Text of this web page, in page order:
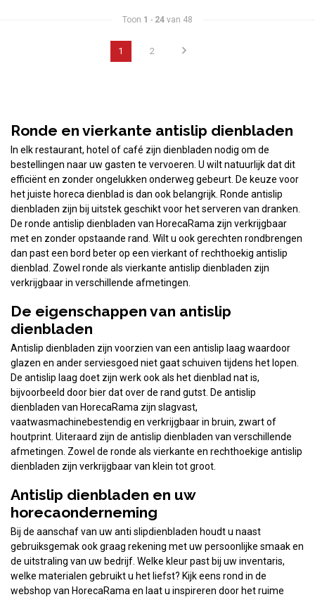
Toon 1 - 24 van 48
1 2
Ronde en vierkante antislip dienbladen
In elk restaurant, hotel of café zijn dienbladen nodig om de
bestellingen naar uw gasten te vervoeren. U wilt natuurlijk dat dit
efficiënt en zonder ongelukken onderweg gebeurt. De keuze voor
het juiste horeca dienblad is dan ook belangrijk. Ronde antislip
dienbladen zijn bij uitstek geschikt voor het serveren van dranken.
De ronde antislip dienbladen van HorecaRama zijn verkrijgbaar
met en zonder opstaande rand. Wilt u ook gerechten rondbrengen
dan past een bord beter op een vierkant of rechthoekig antislip
dienblad. Zowel ronde als vierkante antislip dienbladen zijn
verkrijgbaar in verschillende afmetingen.
De eigenschappen van antislip
dienbladen
Antislip dienbladen zijn voorzien van een antislip laag waardoor
glazen en ander serviesgoed niet gaat schuiven tijdens het lopen.
De antislip laag doet zijn werk ook als het dienblad nat is,
bijvoorbeeld door bier dat over de rand gutst. De antislip
dienbladen van HorecaRama zijn slagvast,
vaatwasmachinebestendig en verkrijgbaar in bruin, zwart of
houtprint. Uiteraard zijn de antislip dienbladen van verschillende
afmetingen. Zowel de ronde als vierkante en rechthoekige antislip
dienbladen zijn verkrijgbaar van klein tot groot.
Antislip dienbladen en uw
horecaonderneming
Bij de aanschaf van uw anti slipdienbladen houdt u naast
gebruiksgemak ook graag rekening met uw persoonlijke smaak en
de uitstraling van uw bedrijf. Welke kleur past bij uw inventaris,
welke materialen gebruikt u het liefst? Kijk eens rond in de
webshop van HorecaRama en laat u inspireren door het ruime